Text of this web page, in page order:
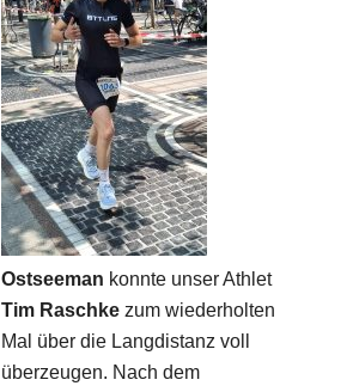
Ostseeman konnte unser Athlet
Tim Raschke zum wiederholten
Mal über die Langdistanz voll
überzeugen. Nach dem